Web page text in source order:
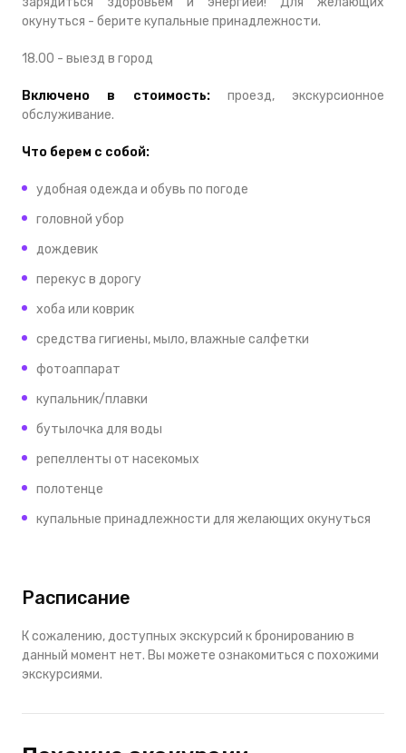
окунуться - берите купальные принадлежности.
18.00 - выезд в город
Включено в стоимость:проезд, экскурсионное
обслуживание.
Что берем с собой:
удобная одежда и обувь по погоде
головной убор
дождевик
перекус в дорогу
хоба или коврик
средства гигиены, мыло, влажные салфетки
фотоаппарат
купальник/плавки
бутылочка для воды
репелленты от насекомых
полотенце
купальные принадлежности для желающих окунуться
Расписание
К сожалению, доступных экскурсий к бронированию в
данный момент нет. Вы можете ознакомиться с похожими
экскурсиями.